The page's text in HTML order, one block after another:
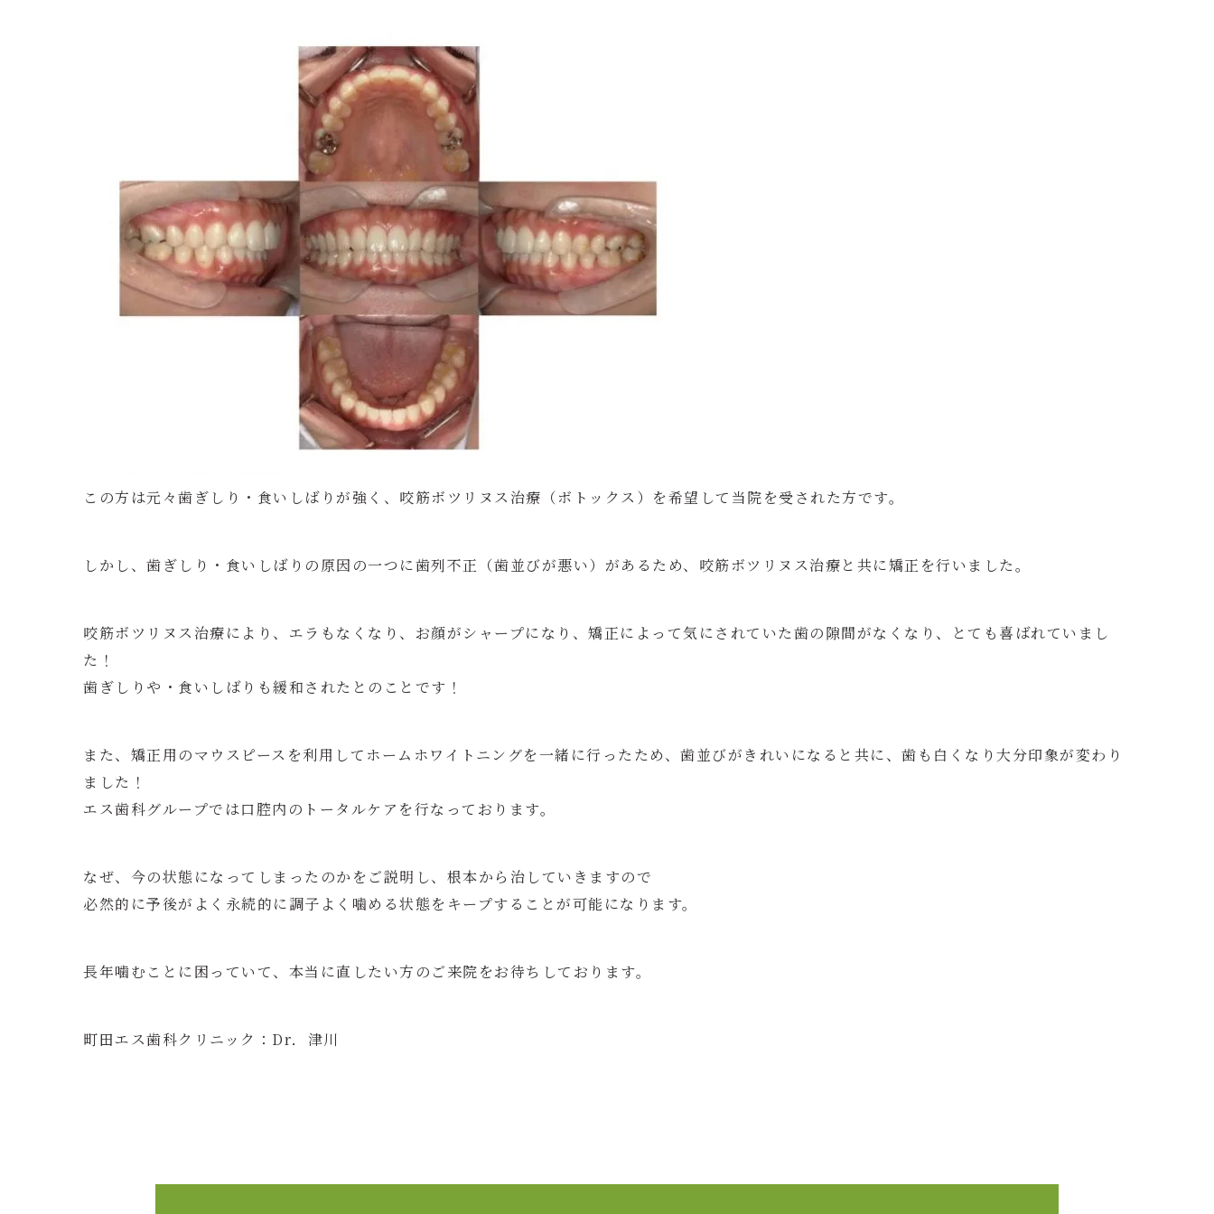
この方は元々歯ぎしり・食いしばりが強く、咬筋ボツリヌス治療（ボトックス）を希望して当院を受された方です。
しかし、歯ぎしり・食いしばりの原因の一つに歯列不正（歯並びが悪い）があるため、咬筋ボツリヌス治療と共に矯正を行いました。
咬筋ボツリヌス治療により、エラもなくなり、お顔がシャープになり、矯正によって気にされていた歯の隙間がなくなり、とても喜ばれていまし
た！
歯ぎしりや・食いしばりも緩和されたとのことです！
また、矯正用のマウスピースを利用してホームホワイトニングを一緒に行ったため、歯並びがきれいになると共に、歯も白くなり大分印象が変わり
ました！
エス歯科グループでは口腔内のトータルケアを行なっております。
なぜ、今の状態になってしまったのかをご説明し、根本から治していきますので
必然的に予後がよく永続的に調子よく噛める状態をキープすることが可能になります。
長年噛むことに困っていて、本当に直したい方のご来院をお待ちしております。
町田エス歯科クリニック：Dr．津川